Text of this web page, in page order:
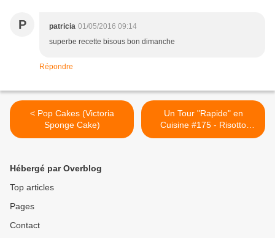
P patricia 01/05/2016 09:14
superbe recette bisous bon dimanche
Répondre
< Pop Cakes (Victoria
Sponge Cake)
Un Tour "Rapide" en
Cuisine #175 - Risotto
Coriandre & Champignons
Hébergé par Overblog
Top articles
Pages
Contact